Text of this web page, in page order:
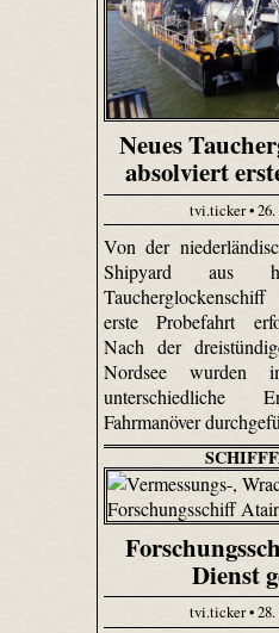
Neues
absolviert
tvi.ticker •
Von der
Shipyard aus
erste Probefahrt
Nach der
Nordsee wurden
unterschiedliche
Fahrmanöver
Dienst
tvi.ticker •